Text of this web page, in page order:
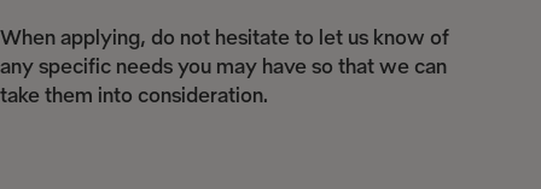
When applying, do not hesitate to let us know of
any specific needs you may have so that we can
take them into consideration.